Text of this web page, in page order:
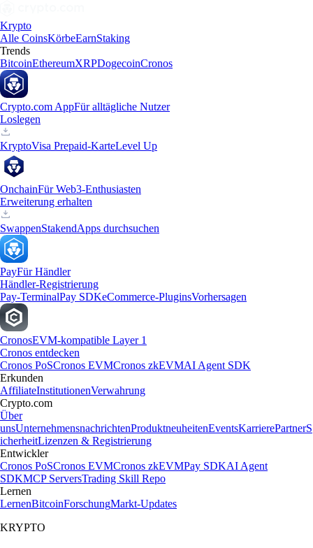
Krypto
Alle CoinsKörbeEarnStaking
Trends
BitcoinEthereumXRPDogecoinCronos
Crypto.com AppFür alltägliche Nutzer
Loslegen
KryptoVisa Prepaid-KarteLevel Up
OnchainFür Web3-Enthusiasten
Erweiterung erhalten
SwappenStakendApps durchsuchen
PayFür Händler
Händler-Registrierung
Pay-TerminalPay SDKeCommerce-PluginsVorhersagen
CronosEVM-kompatible Layer 1
Cronos entdecken
Cronos PoSCronos EVMCronos zkEVMAI Agent SDK
Erkunden
AffiliateInstitutionenVerwahrung
Crypto.com
Über
unsUnternehmensnachrichtenProduktneuheitenEventsKarrierePartnerS
icherheitLizenzen & Registrierung
Entwickler
Cronos PoSCronos EVMCronos zkEVMPay SDKAI Agent
SDKMCP ServersTrading Skill Repo
Lernen
LernenBitcoinForschungMarkt-Updates
KRYPTO